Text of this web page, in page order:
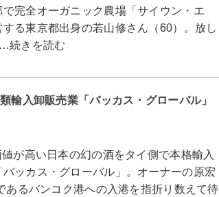
完全オーガニック農場「サイウン・エ
る東京都出身の若山修さん（60）。放し
続きを読む
入卸販売業「バッカス・グローバル」
高い日本の幻の酒をタイ側で本格輸入
ッカス・グローバル」。オーナーの原宏
るバンコク港への入港を指折り数えて待